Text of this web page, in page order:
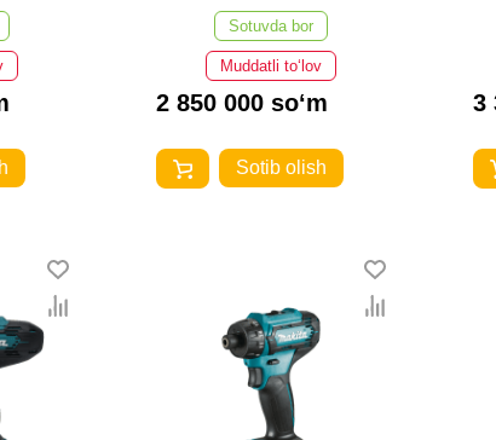
DF488DWE
Sotuvda bor
Muddatli to‘lov
2 850 000 so‘m
Sotib olish
3